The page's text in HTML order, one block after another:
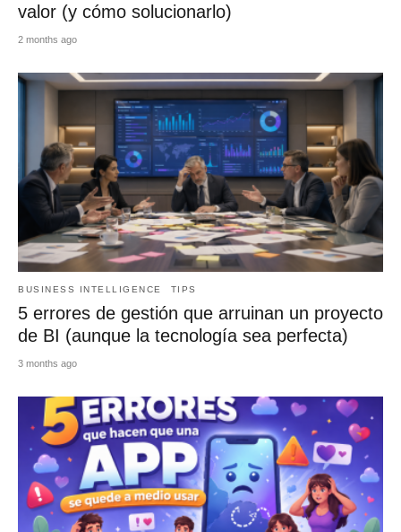
valor (y cómo solucionarlo)
2 months ago
BUSINESS INTELLIGENCE TIPS
5 errores de gestión que arruinan un proyecto
de BI (aunque la tecnología sea perfecta)
3 months ago